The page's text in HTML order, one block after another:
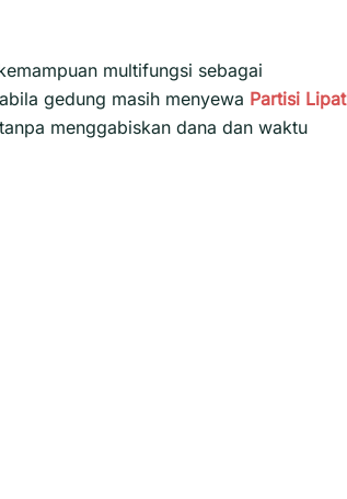
multifungsi sebagai
gedung masih menyewa Partisi Lipat
menggabiskan dana dan waktu